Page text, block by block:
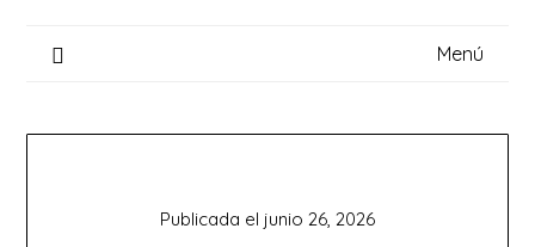
Menú
Publicada el junio 26, 2026